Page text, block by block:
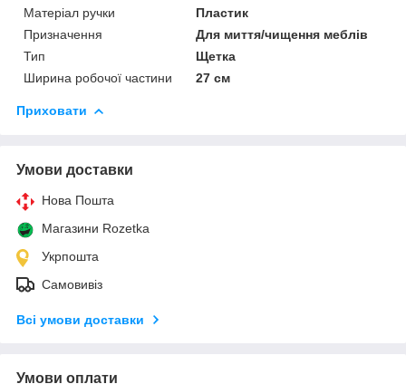
Матеріал ручки
Пластик
Призначення
Для миття/чищення меблів
Тип
Щетка
Ширина робочої частини
27 см
Приховати
Умови доставки
Нова Пошта
Магазини Rozetka
Укрпошта
Самовивіз
Всі умови доставки
Умови оплати